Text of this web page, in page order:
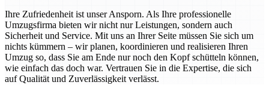
Ihre Zufriedenheit ist unser Ansporn. Als Ihre professionelle
Umzugsfirma bieten wir nicht nur Leistungen, sondern auch
Sicherheit und Service. Mit uns an Ihrer Seite müssen Sie sich um
nichts kümmern – wir planen, koordinieren und realisieren Ihren
Umzug so, dass Sie am Ende nur noch den Kopf schütteln können,
wie einfach das doch war. Vertrauen Sie in die Expertise, die sich
auf Qualität und Zuverlässigkeit verlässt.